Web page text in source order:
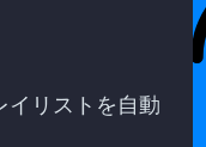
イリストを自動